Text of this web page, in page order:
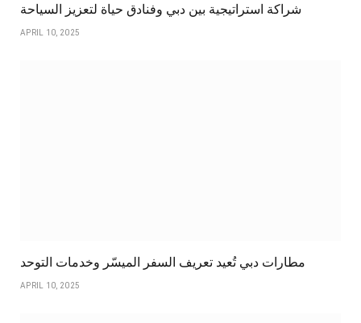
شراكة استراتيجية بين دبي وفنادق حياة لتعزيز السياحة
APRIL 10, 2025
مطارات دبي تُعيد تعريف السفر الميسّر وخدمات التوحد
APRIL 10, 2025